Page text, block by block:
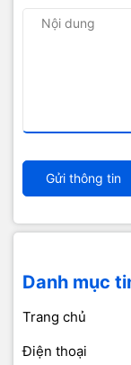
Gửi thông tin
Danh mục
Trang chủ
Điện thoại